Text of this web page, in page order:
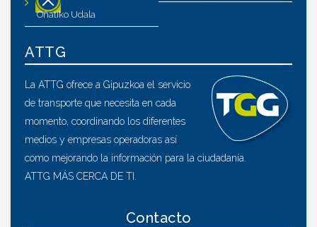
Oñatiko Udala
ATTG
La ATTG ofrece a Gipuzkoa el servicio
de transporte que necesita en cada
momento, coordinando los diferentes
medios y empresas operadoras así
como mejorando la información para la ciudadanía.
ATTG MÁS CERCA DE TI.
Contacto